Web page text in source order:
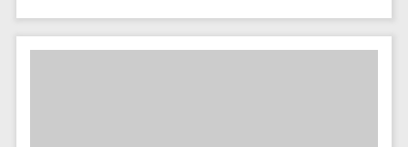
メール・ファ